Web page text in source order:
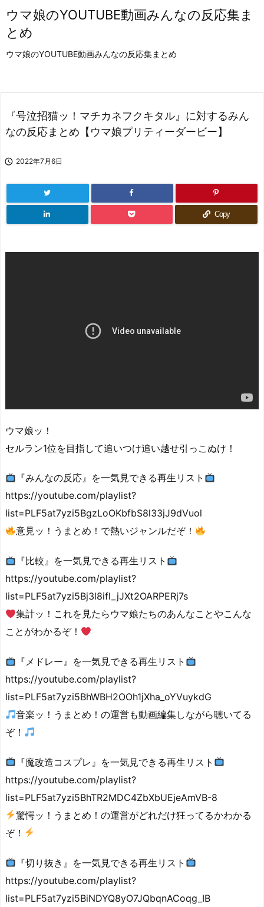
ウマ娘のYOUTUBE動画みんなの反応集ま
とめ
ウマ娘のYOUTUBE動画みんなの反応集まとめ
『号泣招猫ッ！マチカネフクキタル』に対するみん
なの反応まとめ【ウマ娘プリティーダービー】
 2022年7月6日
Copy
ウマ娘ッ！
セルラン1位を目指して追いつけ追い越せ引っこぬけ！
『みんなの反応』を一気見できる再生リスト
https://youtube.com/playlist?
list=PLF5at7yzi5BgzLoOKbfbS8l33jJ9dVuol
意見ッ！うまとめ！で熱いジャンルだぞ！
『比較』を一気見できる再生リスト
https://youtube.com/playlist?
list=PLF5at7yzi5Bj3l8ifl_jJXt2OARPERj7s
集計ッ！これを見たらウマ娘たちのあんなことやこんな
ことがわかるぞ！
『メドレー』を一気見できる再生リスト
https://youtube.com/playlist?
list=PLF5at7yzi5BhWBH2OOh1jXha_oYVuykdG
音楽ッ！うまとめ！の運営も動画編集しながら聴いてる
ぞ！
『魔改造コスプレ』を一気見できる再生リスト
https://youtube.com/playlist?
list=PLF5at7yzi5BhTR2MDC4ZbXbUEjeAmVB-8
驚愕ッ！うまとめ！の運営がどれだけ狂ってるかわかる
ぞ！
『切り抜き』を一気見できる再生リスト
https://youtube.com/playlist?
list=PLF5at7yzi5BiNDYQ8yO7JQbqnACoqg_IB